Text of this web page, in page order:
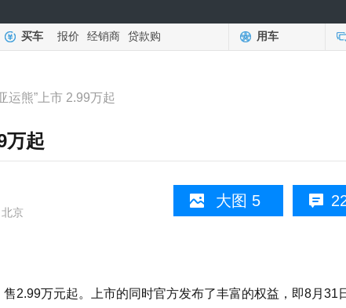
买车 报价 经销商 贷款购 用车
运熊”上市 2.99万起
万起
大图 5
京
万元起。上市的同时官方发布了丰富的权益，即8月31